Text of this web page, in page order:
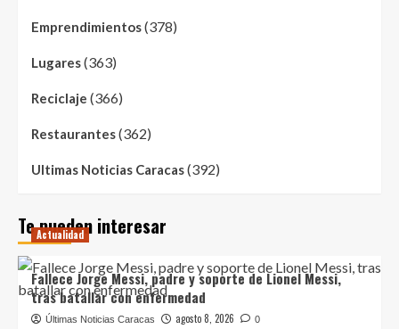
Emprendimientos(378)
Lugares(363)
Reciclaje (366)
Restaurantes(362)
Ultimas Noticias Caracas(392)
Te pueden interesar
Actualidad
Fallece Jorge Messi, padre y soporte de Lionel Messi,
tras batallar con enfermedad
Últimas Noticias Caracas agosto 8, 2026 0